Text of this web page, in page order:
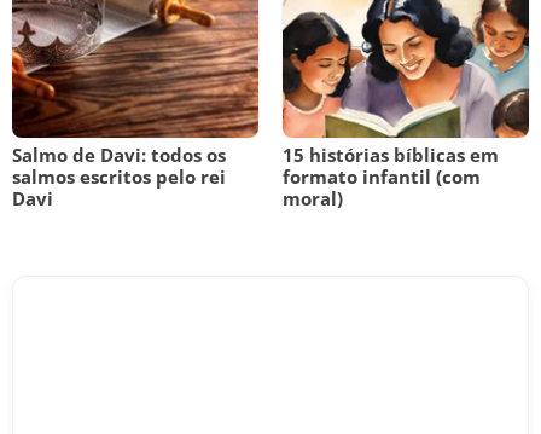
Salmo de Davi: todos os
salmos escritos pelo rei
Davi
15 histórias bíblicas em
formato infantil (com
moral)